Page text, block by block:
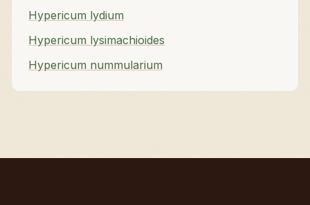
Hypericum lydium
Hypericum lysimachioides
Hypericum nummularium